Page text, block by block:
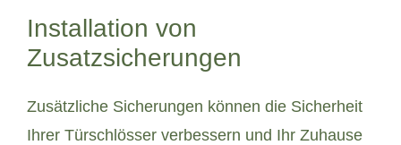
Installation von
Zusatzsicherungen
Zusätzliche Sicherungen können die Sicherheit
Ihrer Türschlösser verbessern und Ihr Zuhause